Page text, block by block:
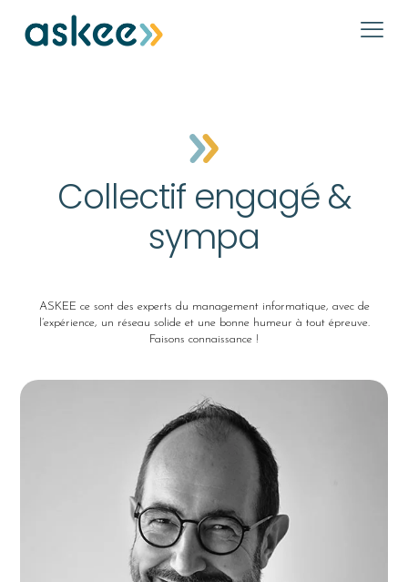
Collectif engagé &
sympa
ASKEE ce sont des experts du management informatique, avec de
l’expérience, un réseau solide et une bonne humeur à tout épreuve.
Faisons connaissance !